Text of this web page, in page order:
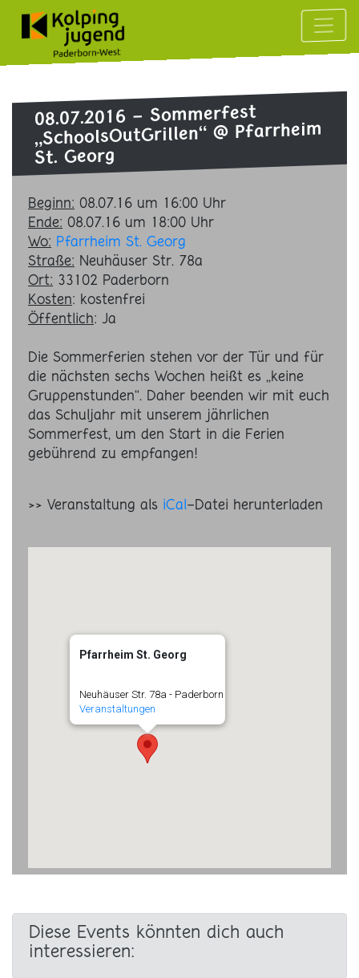
08.07.2016 - Sommerfest
„SchoolsOutGrillen“ @ Pfarrheim
St. Georg
Beginn: 08.07.16 um 16:00 Uhr
Ende: 08.07.16 um 18:00 Uhr
Wo: Pfarrheim St. Georg
Straße: Neuhäuser Str. 78a
Ort: 33102 Paderborn
Kosten: kostenfrei
Öffentlich: Ja
Die Sommerferien stehen vor der Tür und für
die nächsten sechs Wochen heißt es „keine
Gruppenstunden“. Daher beenden wir mit euch
das Schuljahr mit unserem jährlichen
Sommerfest, um den Start in die Ferien
gebührend zu empfangen!
>> Veranstaltung als iCal-Datei herunterladen
Pfarrheim St. Georg
Neuhäuser Str. 78a - Paderborn
Veranstaltungen
Diese Events könnten dich auch
interessieren: